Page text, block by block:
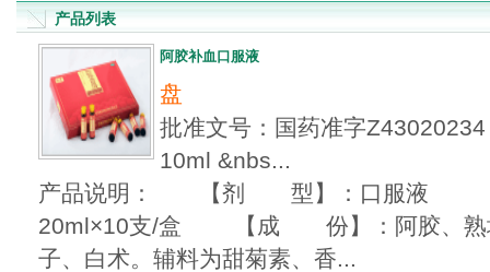
产品列表
阿胶补血口服液
盘
批准文号：国药准字
10ml &nbs...
产品说明： 【剂 型】：口服液
20ml×10支/盒 【成 份】：阿胶、熟地
子、白术。辅料为甜菊素、香...